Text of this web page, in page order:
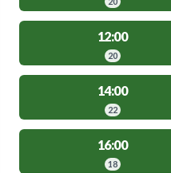
12:00
20
14:00
22
16:00
18